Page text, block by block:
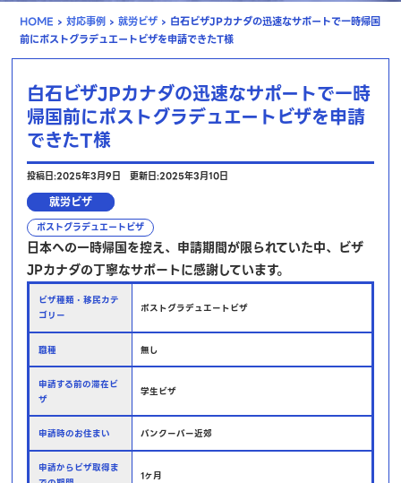
HOME › 対応事例 › 就労ビザ › 白石ビザJPカナダの迅速なサポートで一時帰国
前にポストグラデュエートビザを申請できたT様
白石ビザJPカナダの迅速なサポートで一時
帰国前にポストグラデュエートビザを申請
できたT様
投稿日:2025年3月9日 更新日:2025年3月10日
就労ビザ
ポストグラデュエートビザ
日本への一時帰国を控え、申請期間が限られていた中、ビザ
JPカナダの丁寧なサポートに感謝しています。
ビザ種類・移民カテ
ゴリー
ポストグラデュエートビザ
職種 無し
申請する前の滞在ビ
ザ
学生ビザ
申請時のお住まい バンクーバー近郊
申請からビザ取得ま
1ヶ月